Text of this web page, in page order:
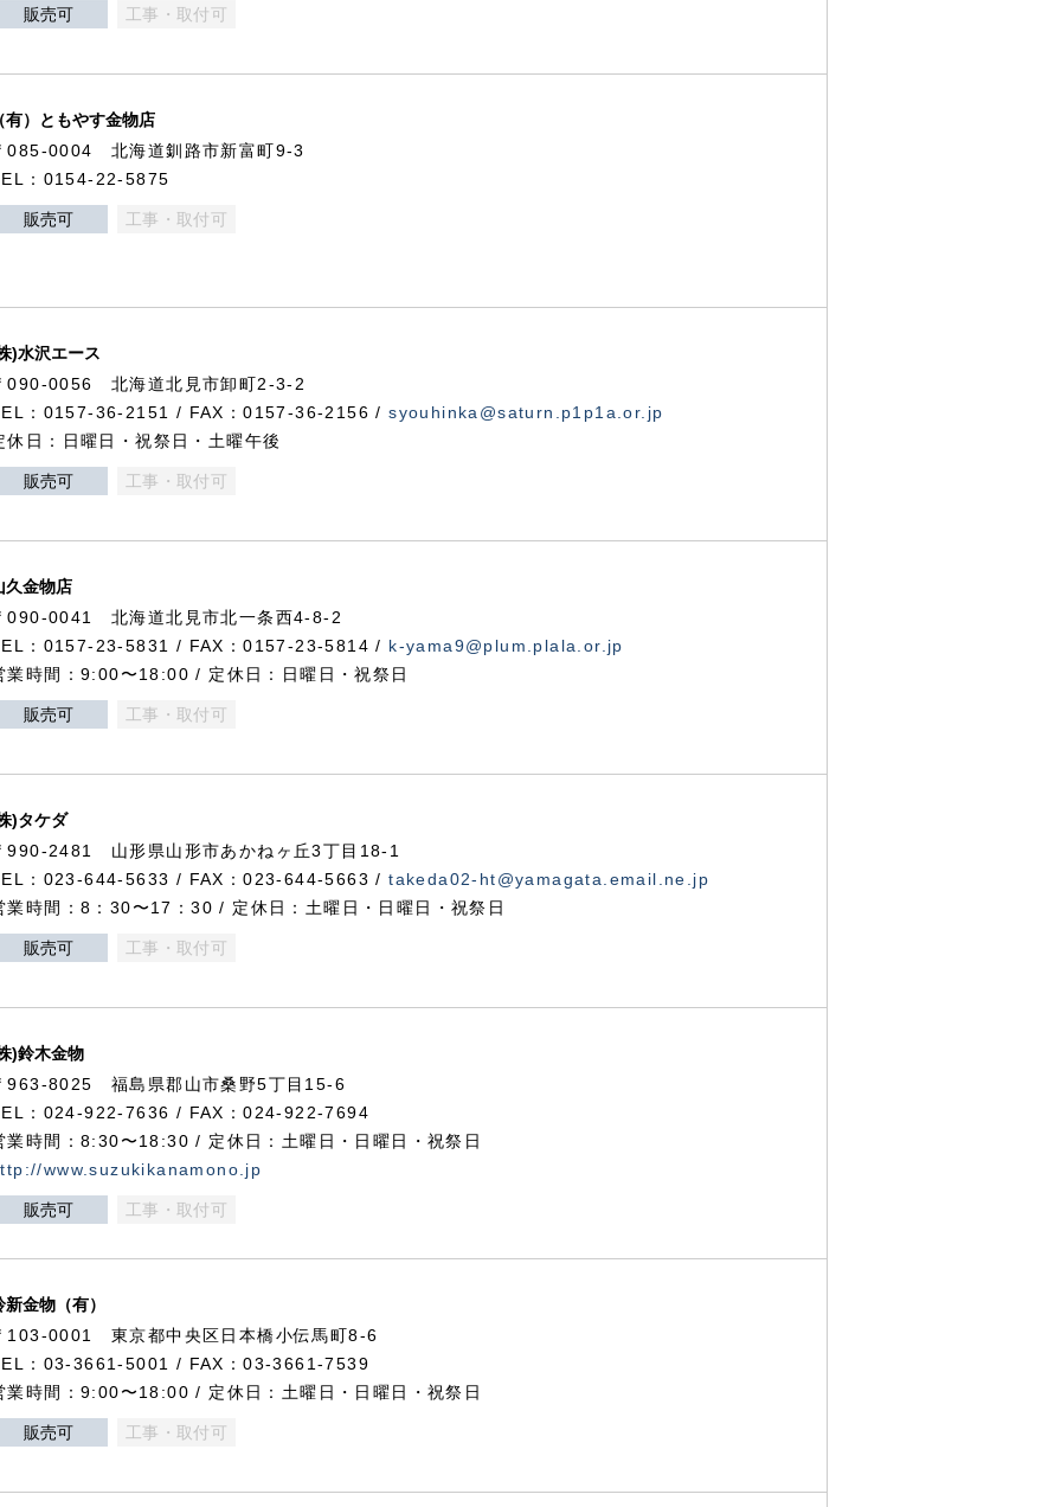
販売可 工事・取付可
有）ともやす金物店
085-0004 北海道釧路市新富町9-3
：0154-22-5875
販売可 工事・取付可
)水沢エース
090-0056 北海道北見市卸町2-3-2
：0157-36-2151 / FAX：0157-36-2156 /syouhinka@saturn.p1p1a.or.jp
休日：日曜日・祝祭日・土曜午後
販売可 工事・取付可
久金物店
090-0041 北海道北見市北一条西4-8-2
：0157-23-5831 / FAX：0157-23-5814 / k-yama9@plum.plala.or.jp
業時間：9:00〜18:00 / 定休日：日曜日・祝祭日
販売可 工事・取付可
)タケダ
990-2481 山形県山形市あかねヶ丘3丁目18-1
：023-644-5633 / FAX：023-644-5663 /takeda02-ht@yamagata.email.ne.jp
業時間：8：30〜17：30 / 定休日：土曜日・日曜日・祝祭日
販売可 工事・取付可
)鈴木金物
963-8025 福島県郡山市桑野5丁目15-6
：024-922-7636 / FAX：024-922-7694
業時間：8:30〜18:30 / 定休日：土曜日・日曜日・祝祭日
www.suzukikanamono.jp
販売可 工事・取付可
新金物（有）
103-0001 東京都中央区日本橋小伝馬町8-6
：03-3661-5001 / FAX：03-3661-7539
業時間：9:00〜18:00 / 定休日：土曜日・日曜日・祝祭日
販売可 工事・取付可